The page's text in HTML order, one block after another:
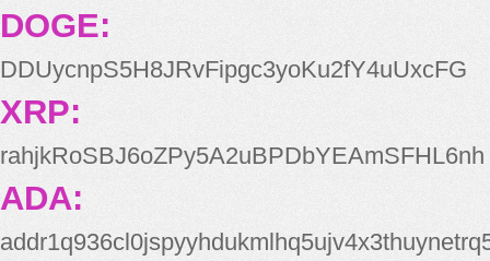
DOGE:
DDUycnpS5H8JRvFipgc3yoKu2fY4uUxcFG
XRP:
rahjkRoSBJ6oZPy5A2uBPDbYEAmSFHL6nh
ADA: